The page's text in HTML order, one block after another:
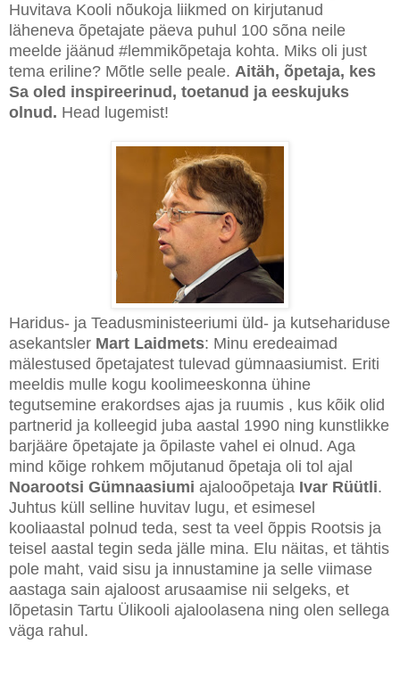
Huvitava Kooli nõukoja liikmed on kirjutanud
läheneva õpetajate päeva puhul 100 sõna neile
meelde jäänud #lemmikõpetaja kohta. Miks oli just
tema eriline? Mõtle selle peale. Aitäh, õpetaja, kes
Sa oled inspireerinud, toetanud ja eeskujuks
olnud. Head lugemist!
Haridus- ja Teadusministeeriumi üld- ja kutsehariduse
asekantsler Mart Laidmets: Minu eredeaimad
mälestused õpetajatest tulevad gümnaasiumist. Eriti
meeldis mulle kogu koolimeeskonna ühine
tegutsemine erakordses ajas ja ruumis , kus kõik olid
partnerid ja kolleegid juba aastal 1990 ning kunstlikke
barjääre õpetajate ja õpilaste vahel ei olnud. Aga
mind kõige rohkem mõjutanud õpetaja oli tol ajal
Noarootsi Gümnaasiumi ajalooõpetaja Ivar Rüütli.
Juhtus küll selline huvitav lugu, et esimesel
kooliaastal polnud teda, sest ta veel õppis Rootsis ja
teisel aastal tegin seda jälle mina. Elu näitas, et tähtis
pole maht, vaid sisu ja innustamine ja selle viimase
aastaga sain ajaloost arusaamise nii selgeks, et
lõpetasin Tartu Ülikooli ajaloolasena ning olen sellega
väga rahul.